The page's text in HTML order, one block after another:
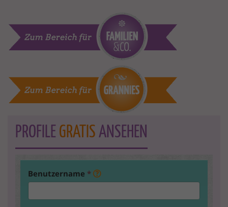
PROFILE GRATIS ANSEHEN
Benutzername *